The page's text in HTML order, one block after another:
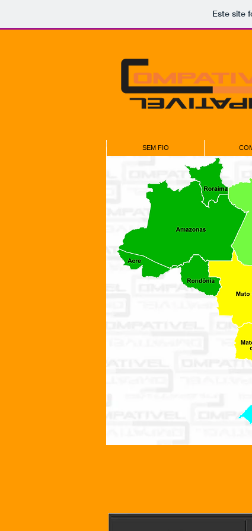
Este site
SEM FIO